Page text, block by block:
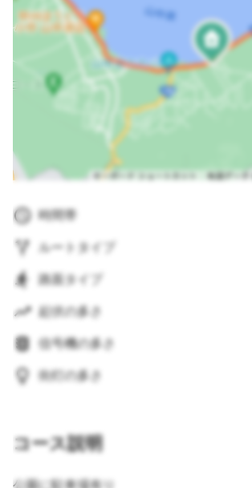
時間帯
ルートタイプ
路面タイプ
起伏の多さ
信号機の多さ
街灯の多さ
コース説明
公園に駐車場有り